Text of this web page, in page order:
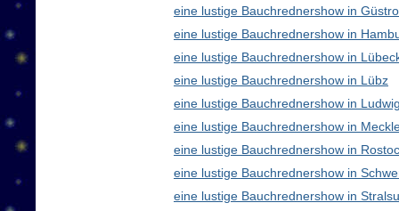
eine lustige Bauchrednershow in
eine lustige Bauchrednershow in
eine lustige Bauchrednershow in
eine lustige Bauchrednershow in Lübz
eine lustige Bauchrednershow in
eine lustige Bauchrednershow in
eine lustige Bauchrednershow in
eine lustige Bauchrednershow in
eine lustige Bauchrednershow in